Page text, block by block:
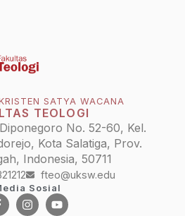
SATYA WACANA
TEOLOGI
No. 52-60, Kel.
Kota Salatiga, Prov.
Indonesia, 50711
fteo@uksw.edu
Sosial